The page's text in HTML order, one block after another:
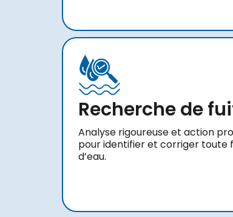
Recherche de
Analyse rigoureuse et action
pour identifier et corriger toute
d’eau.